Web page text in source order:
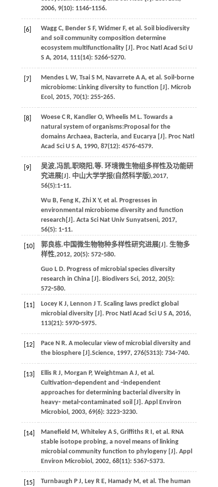
2006, 9(10): 1146⁃1156.
[6] Wagg C, Bender S F, Widmer F, et al. Soil biodiversity
and soil community composition determine
ecosystem multifunctionality [J]. Proc Natl Acad Sci U
S A, 2014, 111(14): 5266⁃5270.
[7] Mendes L W, Tsai S M, Navarrete A A, et al. Soil⁃borne
microbiome: Linking diversity to function [J]. Microb
Ecol, 2015, 70(1): 255⁃265.
[8] Woese C R, Kandler O, Wheelis M L. Towards a
natural system of organisms:Proposal for the
domains Archaea, Bacteria, and Eucarya [J]. Proc Natl
Acad Sci U S A, 1990, 87(12): 4576⁃4579.
[9] 吴波,冯凯,职晓阳,等. 环境微生物组多样性及功能研
究进展[J]. 中山大学学报(自然科学版),2017,
56(5):1⁃11.
Wu B, Feng K, Zhi X Y, et al. Progresses in
environmental microbiome diversity and function
research[J]. Acta Sci Nat Univ Sunyatseni, 2017,
56(5): 1⁃11.
[10] 郭良栋.中国微生物物种多样性研究进展[J]. 生物多
样性,2012, 20(5): 572⁃580.
Guo L D. Progress of microbial species diversity
research in China [J]. Biodivers Sci, 2012, 20(5):
572⁃580.
[11] Locey K J, Lennon J T. Scaling laws predict global
microbial diversity [J]. Proc Natl Acad Sci U S A, 2016,
113(21): 5970⁃5975.
[12] Pace N R. A molecular view of microbial diversity and
the biosphere [J].Science, 1997, 276(5313): 734⁃740.
[13] Ellis R J, Morgan P, Weightman A J, et al.
Cultivation⁃dependent and ⁃independent
approaches for determining bacterial diversity in
heavy⁃ metal⁃contaminated soil [J]. Appl Environ
Microbiol, 2003, 69(6): 3223⁃3230.
[14] Manefield M, Whiteley A S, Griffiths R I, et al. RNA
stable isotope probing, a novel means of linking
microbial community function to phylogeny [J]. Appl
Environ Microbiol, 2002, 68(11): 5367⁃5373.
[15] Turnbaugh P J, Ley R E, Hamady M, et al. The human